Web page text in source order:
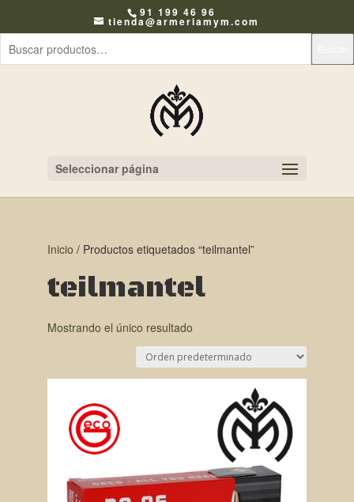
91 199 46 96
tienda@armeriamym.com
Seleccionar página
Inicio / Productos etiquetados “teilmantel”
teilmantel
Mostrando el único resultado